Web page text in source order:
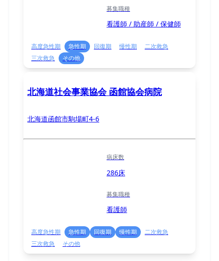
募集職種
看護師 / 助産師 / 保健師
高度急性期 急性期 回復期 慢性期
二次救急
三次救急
その他
北海道社会事業協会 函館協会病院
北海道函館市駒場町4-6
病床数
286床
募集職種
看護師
高度急性期 急性期 回復期 慢性期
二次救急
三次救急
その他